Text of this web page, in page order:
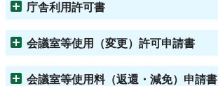
庁舎利用許可書
会議室等使用（変更）許可申請書
会議室等使用料（返還・減免）申請書